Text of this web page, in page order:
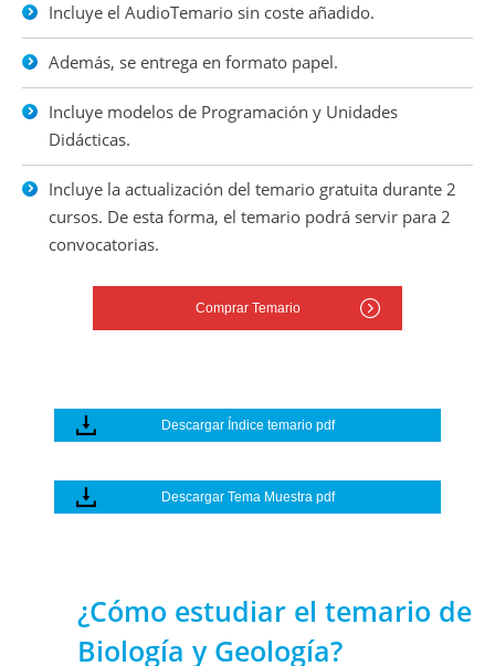
Incluye el AudioTemario sin coste añadido.
Además, se entrega en formato papel.
Incluye modelos de Programación y Unidades
Didácticas.
Incluye la actualización del temario gratuita durante 2
cursos. De esta forma, el temario podrá servir para 2
convocatorias.
Comprar Temario
Descargar Índice temario pdf
Descargar Tema Muestra pdf
¿Cómo estudiar el temario de
Biología y Geología?